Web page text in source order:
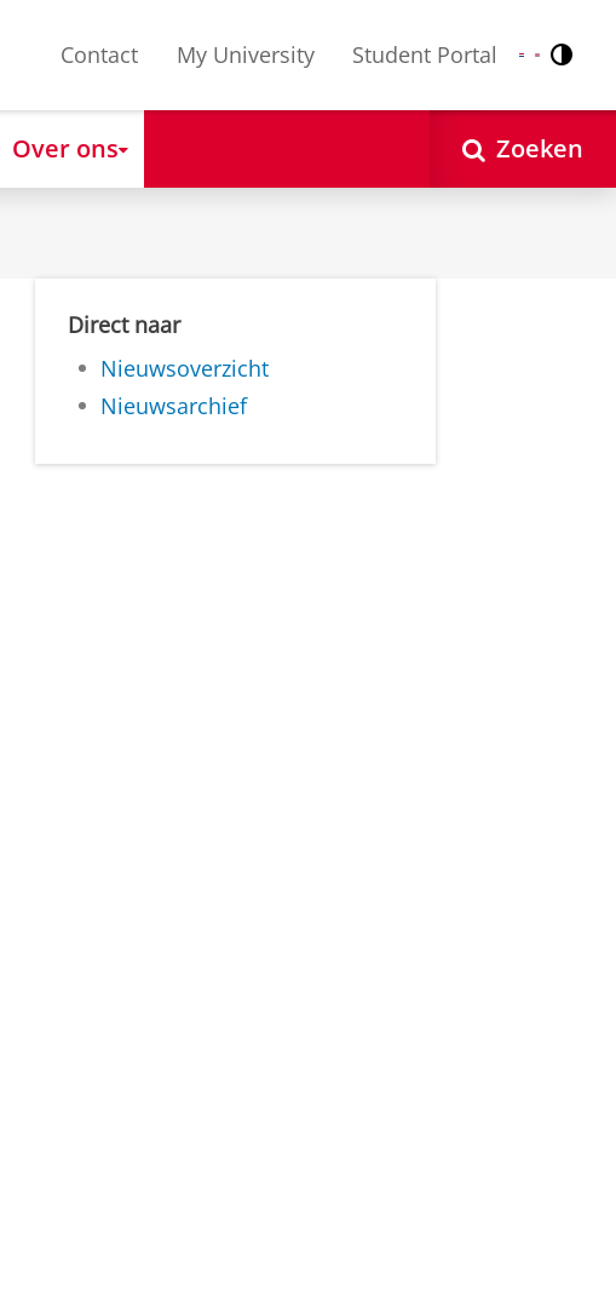
Contact My University Student Portal Nederlands
English
Over ons Zoeken
Direct naar
Nieuwsoverzicht
Nieuwsarchief